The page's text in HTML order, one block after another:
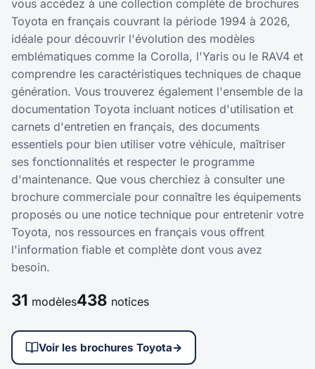
vous accédez à une collection complète de brochures
Toyota en français couvrant la période 1994 à 2026,
idéale pour découvrir l'évolution des modèles
emblématiques comme la Corolla, l'Yaris ou le RAV4 et
comprendre les caractéristiques techniques de chaque
génération. Vous trouverez également l'ensemble de la
documentation Toyota incluant notices d'utilisation et
carnets d'entretien en français, des documents
essentiels pour bien utiliser votre véhicule, maîtriser
ses fonctionnalités et respecter le programme
d'maintenance. Que vous cherchiez à consulter une
brochure commerciale pour connaître les équipements
proposés ou une notice technique pour entretenir votre
Toyota, nos ressources en français vous offrent
l'information fiable et complète dont vous avez
besoin.
31 modèles438 notices
Voir les brochures Toyota→